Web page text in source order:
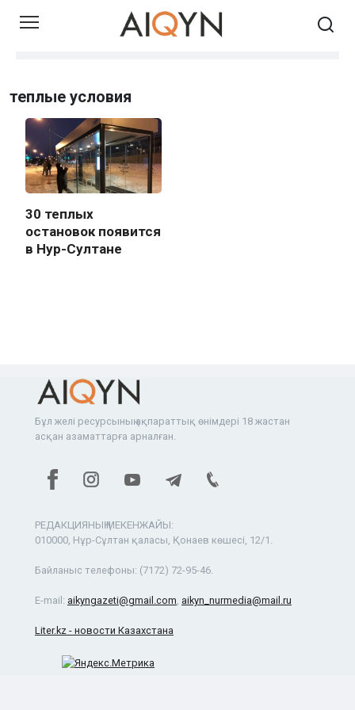
Skip
теплые условия
30 теплых
остановок появится
в Нур-Султане
Бұл желі ресурсының ақпараттық өнімдері 18 жастан
асқан азаматтарға арналған.
РЕДАКЦИЯНЫҢ МЕКЕНЖАЙЫ:
010000, Нұр-Сұлтан қаласы, Қонаев көшесі, 12/1.
Байланыс телефоны: (7172) 72-95-46.
E-mail: aikyngazeti@gmail.com aikyn_nurmedia@mail.ru
Liter.kz - новости Казахстана